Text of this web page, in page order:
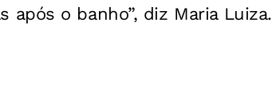
após o banho”, diz Maria Luiza.